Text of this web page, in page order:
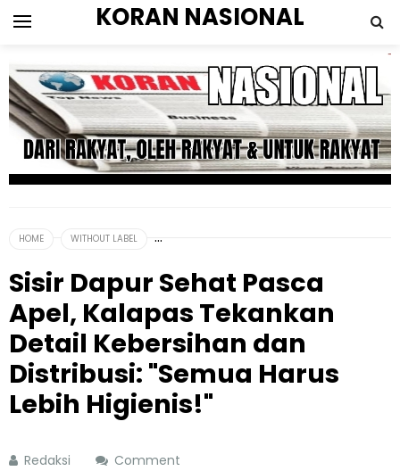
KORAN NASIONAL
HOME WITHOUT LABEL
Sisir Dapur Sehat Pasca
Apel, Kalapas Tekankan
Detail Kebersihan dan
Distribusi: "Semua Harus
Lebih Higienis!"
Redaksi Comment